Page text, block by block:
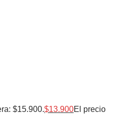
$15.900.$13.900El precio